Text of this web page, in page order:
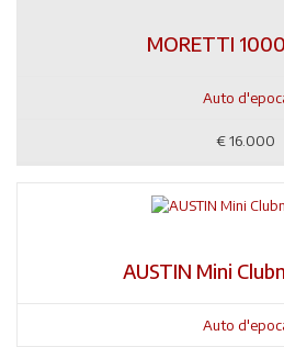
MORETTI
Auto
€16.000
AUSTIN Mini
Auto